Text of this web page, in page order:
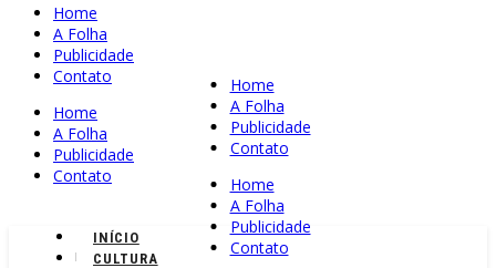
Home
A Folha
Publicidade
Contato
Home
A Folha
Publicidade
Contato
Home
A Folha
Publicidade
Contato
Home
A Folha
Publicidade
Contato
INÍCIO
CULTURA